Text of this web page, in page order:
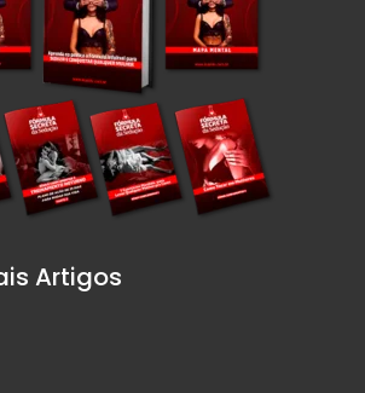
Artigos